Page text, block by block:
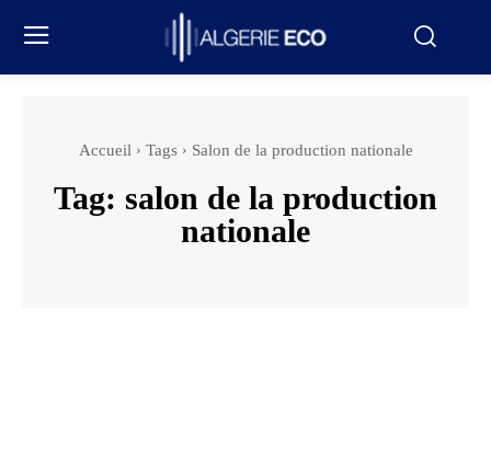
Accueil Tags Salon de la production nationale
Tag: salon de la production
nationale